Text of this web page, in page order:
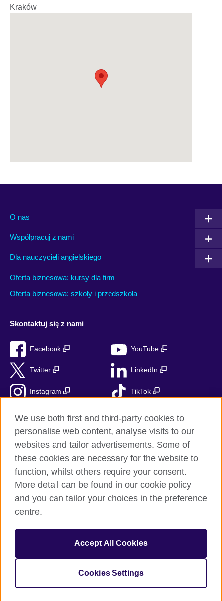
Kraków
O nas
Współpracuj z nami
Dla nauczycieli angielskiego
Oferta biznesowa: kursy dla firm
Oferta biznesowa: szkoły i przedszkola
Skontaktuj się z nami
Facebook YouTube
Twitter LinkedIn
Instagram TikTok
British Council globalnie
Prywatność i warunki użytkowania
Mapa strony
© 2026 British Council
British Council jest międzynarodową organizacją reprezentującą
We use both first and third-party cookies to
personalise web content, analyse visits to our
websites and tailor advertisements. Some of
these cookies are necessary for the website to
function, whilst others require your consent.
More detail can be found in our cookie policy
and you can tailor your choices in the preference
centre.
Accept All Cookies
Cookies Settings